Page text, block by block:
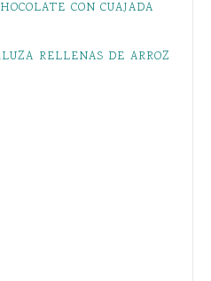
CON CUAJADA